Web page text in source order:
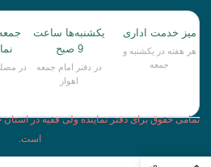
میز خدمت اداری
هر هفته در یکشنبه و
جمعه
یکشنبه‌ها ساعت
9 صبح
در دفتر امام جمعه
اهواز
در
تمامی حقوق برای دفتر نماینده ولی فقیه در
است.